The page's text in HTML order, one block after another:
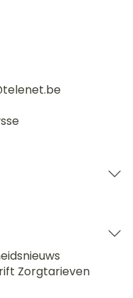
telenet.be
Zorgtarieven